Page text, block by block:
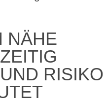
NÄHE
RISIKO